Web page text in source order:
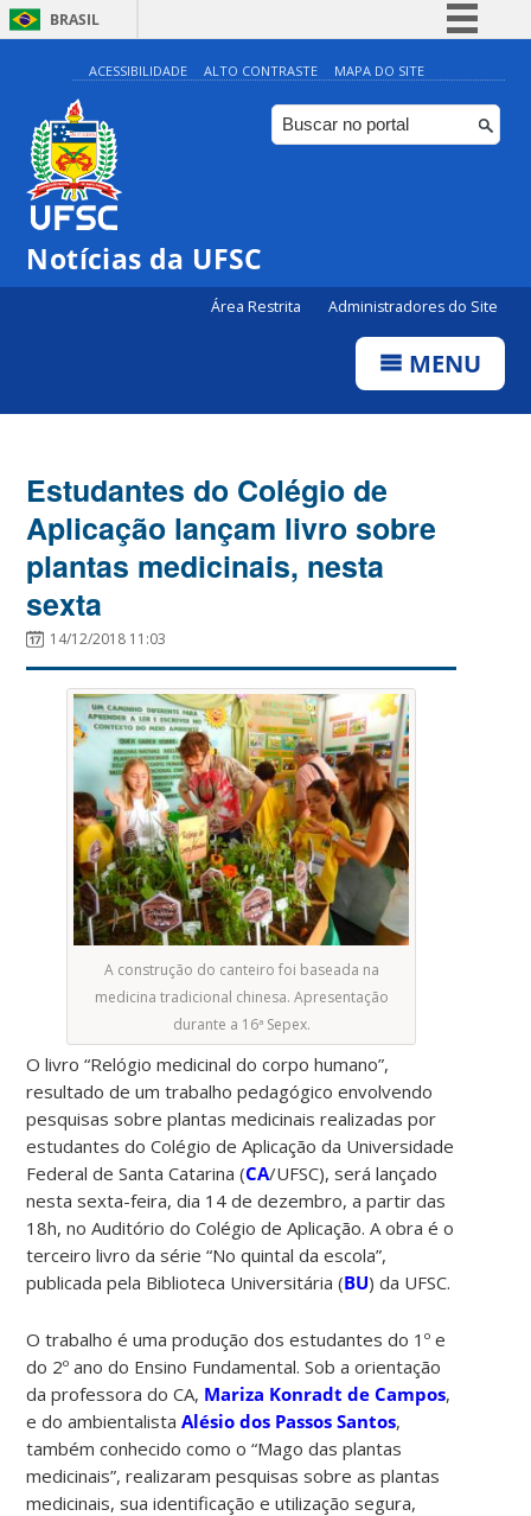
BRASIL
Simplifique!
Comunica BR
Participe
ACESSIBILIDADE ALTO CONTRASTE MAPA DO SITE
Notícias da UFSC
Área Restrita Administradores do Site
MENU
Estudantes do Colégio de
Aplicação lançam livro sobre
plantas medicinais, nesta
sexta
14/12/2018 11:03
A construção do canteiro foi baseada na
medicina tradicional chinesa. Apresentação
durante a 16ª Sepex.
O livro “Relógio medicinal do corpo humano”,
resultado de um trabalho pedagógico envolvendo
pesquisas sobre plantas medicinais realizadas por
estudantes do Colégio de Aplicação da Universidade
Federal de Santa Catarina (CA/UFSC), será lançado
nesta sexta-feira, dia 14 de dezembro, a partir das
18h, no Auditório do Colégio de Aplicação. A obra é o
terceiro livro da série “No quintal da escola”,
publicada pela Biblioteca Universitária (BU) da UFSC.
O trabalho é uma produção dos estudantes do 1º e
do 2º ano do Ensino Fundamental. Sob a orientação
da professora do CA, Mariza Konradt de Campos,
e do ambientalistaAlésio dos Passos Santos,
também conhecido como o “Mago das plantas
medicinais”, realizaram pesquisas sobre as plantas
medicinais, suaidentificação e utilização segura,